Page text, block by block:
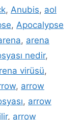
, Anubis, aol
, Apocalypse
, arena
nedir,
virüsü,
, arrow
, arrow
, arrow